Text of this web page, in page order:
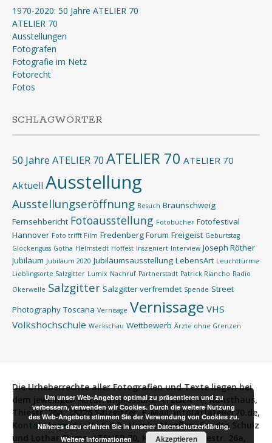
1970-2020: 50 Jahre ATELIER 70
ATELIER 70
Ausstellungen
Fotografen
Fotografie im Netz
Fotorecht
Fotos
SCHLAGWÖRTER
50 Jahre ATELIER 70 ATELIER 70 ATELIER 70
Aktuell Ausstellung
Ausstellungseröffnung Besuch Braunschweig
Fernsehbericht Fotoausstellung Fotobücher Fotofestival
Hannover Foto trifft Film Fredenberg Forum Freigeist Geburtstag
Glockenguss Gotha Helmstedt Hoffest Inszeniert Interview Joseph Röther
Jubiläum Jubiläum 2020 Jubiläumsausstellung LebensArt Leuchttürme
Lieblingsorte Salzgitter Lumix Nachruf Partnerstadt Patrick Riancho Radio
Okerwelle Salzgitter Salzgitter verfremdet Spende Street
Photography Toscana Vernisage Vernissage VHS
Volkshochschule Werkschau Wettbewerb Ärzte ohne Grenzen
Die Urheberrechte aller Fotografien und Texte liegen bei
dem jeweiligen Autor.Impressum: ATELIER 70, Kunsthaus,
Thiestr. 26a, 38226 Salzgitter, E-Mail: info[at]atelier70.de,
Kontaktformular V.i.S.d.P.:Heinke Maaßen, Sandra Schulz
und Lothar Siems, ATELIER 70, Kunsthaus, Thiestr. 26a,
Um unser Web-Angebot optimal zu präsentieren und zu
verbessern, verwenden wir Cookies. Durch die weitere Nutzung
des Web-Angebots stimmen Sie der Verwendung von Cookies zu.
Näheres dazu erfahren Sie in unserer Datenschutzerklärung.
Weitere Informationen
Akzeptieren